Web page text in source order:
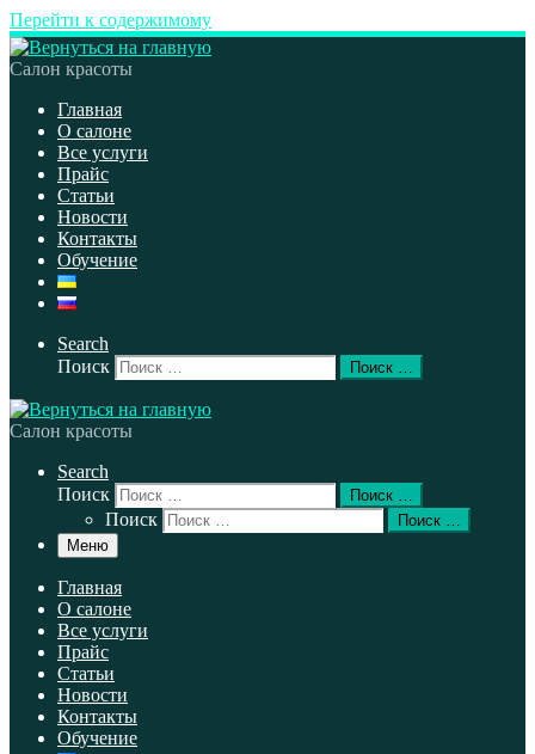
Перейти к содержимому
Салон красоты
Главная
О салоне
Все услуги
Прайс
Статьи
Новости
Контакты
Обучение
Search
Поиск
Поиск …
Салон красоты
Search
Поиск
Поиск …
Поиск
Поиск …
Меню
Главная
О салоне
Все услуги
Прайс
Статьи
Новости
Контакты
Обучение